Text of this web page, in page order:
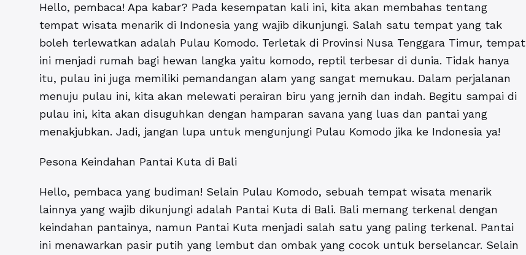
Hello, pembaca! Apa kabar? Pada kesempatan kali ini, kita akan membahas tentang
tempat wisata menarik di Indonesia yang wajib dikunjungi. Salah satu tempat yang tak
boleh terlewatkan adalah Pulau Komodo. Terletak di Provinsi Nusa Tenggara Timur, tempat
ini menjadi rumah bagi hewan langka yaitu komodo, reptil terbesar di dunia. Tidak hanya
itu, pulau ini juga memiliki pemandangan alam yang sangat memukau. Dalam perjalanan
menuju pulau ini, kita akan melewati perairan biru yang jernih dan indah. Begitu sampai di
pulau ini, kita akan disuguhkan dengan hamparan savana yang luas dan pantai yang
menakjubkan. Jadi, jangan lupa untuk mengunjungi Pulau Komodo jika ke Indonesia ya!
Pesona Keindahan Pantai Kuta di Bali
Hello, pembaca yang budiman! Selain Pulau Komodo, sebuah tempat wisata menarik
lainnya yang wajib dikunjungi adalah Pantai Kuta di Bali. Bali memang terkenal dengan
keindahan pantainya, namun Pantai Kuta menjadi salah satu yang paling terkenal. Pantai
ini menawarkan pasir putih yang lembut dan ombak yang cocok untuk berselancar. Selain